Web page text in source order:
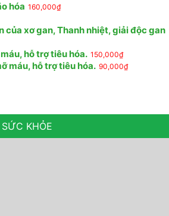
hóa 160,000₫
của xơ gan, Thanh nhiệt, giải độc gan
hỗ trợ tiêu hóa. 150,000₫
máu, hỗ trợ tiêu hóa. 90,000₫
KHỎE